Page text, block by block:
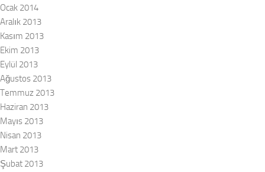
Ocak 2014
Aralık 2013
Kasım 2013
Ekim 2013
Eylül 2013
Ağustos 2013
Temmuz 2013
Haziran 2013
Mayıs 2013
Nisan 2013
Mart 2013
Şubat 2013